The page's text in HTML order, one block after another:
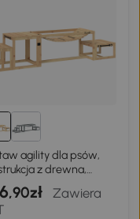
agility dla psów,
z drewna,
,90zł
Zawiera